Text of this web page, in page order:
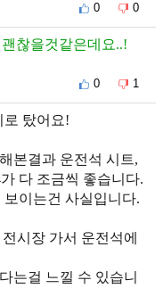
0 0
찮을것같은데요..!
0 1
로 탔어요!
본결과 운전석 시트,
다 조금씩 좋습니다.
이는건 사실입니다.
시장 가서 운전석에
는걸 느낄 수 있습니